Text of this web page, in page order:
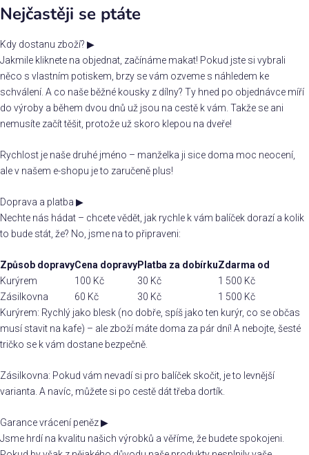
Nejčastěji se ptáte
Kdy dostanu zboží? ▶
Jakmile kliknete na objednat, začínáme makat! Pokud jste si vybrali
něco s vlastním potiskem, brzy se vám ozveme s náhledem ke
schválení. A co naše běžné kousky z dílny? Ty hned po objednávce míří
do výroby a během dvou dnů už jsou na cestě k vám. Takže se ani
nemusíte začít těšit, protože už skoro klepou na dveře!
Rychlost je naše druhé jméno – manželka ji sice doma moc neocení,
ale v našem e-shopu je to zaručeně plus!
Doprava a platba ▶
Nechte nás hádat – chcete vědět, jak rychle k vám balíček dorazí a kolik
to bude stát, že? No, jsme na to připraveni:
Způsob dopravyCena dopravyPlatba za dobírkuZdarma od
Kurýrem
100 Kč 30 Kč
1 500 Kč
Zásilkovna
60 Kč 30 Kč
1 500 Kč
Kurýrem: Rychlý jako blesk (no dobře, spíš jako ten kurýr, co se občas
musí stavit na kafe) – ale zboží máte doma za pár dní! A nebojte, šesté
tričko se k vám dostane bezpečně.
Zásilkovna: Pokud vám nevadí si pro balíček skočit, je to levnější
varianta. A navíc, můžete si po cestě dát třeba dortík.
Garance vrácení peněz▶
Jsme hrdí na kvalitu našich výrobků a věříme, že budete spokojeni.